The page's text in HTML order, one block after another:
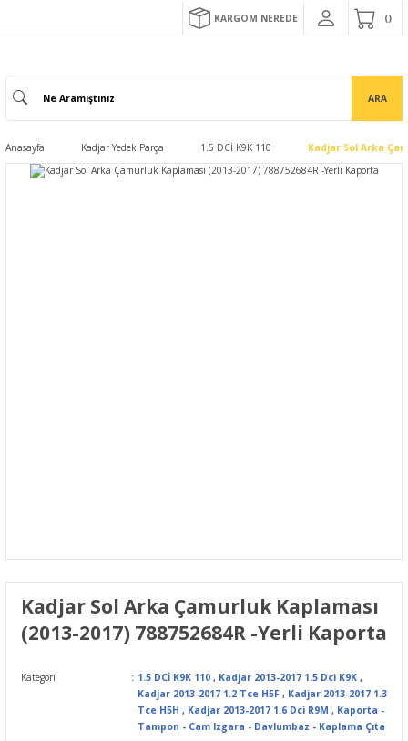
KARGOM NEREDE
ARA
Anasayfa Kadjar Yedek Parça 1.5 DCİ K9K 110 Kadjar Sol Arka
Kadjar Sol Arka Çamurluk Kaplaması
(2013-2017) 788752684R -Yerli Kaporta
Kategori 1.5 DCİ K9K 110 , Kadjar 2013-2017 1.5 Dci K9K ,
Kadjar 2013-2017 1.2 Tce H5F , Kadjar 2013-2017 1.3
Tce H5H , Kadjar 2013-2017 1.6 Dci R9M , Kaporta -
Tampon - Cam Izgara - Davlumbaz - Kaplama Çıta